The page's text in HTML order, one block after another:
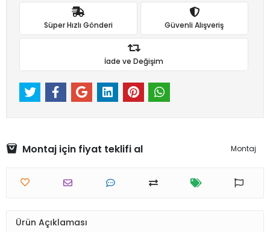
Süper Hızlı Gönderi Güvenli Alışveriş
İade ve Değişim
Montaj için fiyat teklifi al Montaj
Ürün Açıklaması